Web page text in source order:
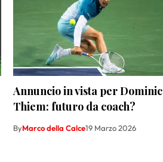
Annuncio in vista per Dominic
Thiem: futuro da coach?
ByMarco della Calce19 Marzo 2026